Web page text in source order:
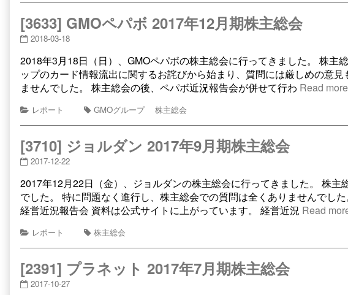
[3633] GMOペパボ 2017年12月期株主総会
2018-03-18
2018年3月18日（日）、GMOペパボの株主総会に行ってきました。 株主
ップのカード情報流出に関するお詫びから始まり、質問には厳しめの意
ませんでした。 株主総会の後、ペパボ近況報告会が併せて行わ Read more
レポート GMOグループ 株主総会
[3710] ジョルダン 2017年9月期株主総会
2017-12-22
2017年12月22日（金）、ジョルダンの株主総会に行ってきました。 株
でした。 特に問題なく進行し、株主総会での質問は全くありませんでし
経営近況報告会 資料は公式サイトに上がっています。 経営近況 Read
レポート 株主総会
[2391] プラネット 2017年7月期株主総会
2017-10-27